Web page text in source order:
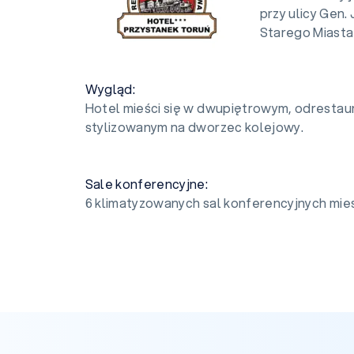
przy ulicy Gen.
Starego
Wygląd:
Hotel mieści się w dwupiętrowym,
stylizowanym na dworzec kolejowy.
Sale konferencyjne:
6 klimatyzowanych sal konferencyjnych